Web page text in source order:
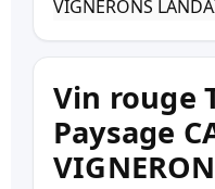
Vin rouge
Paysage